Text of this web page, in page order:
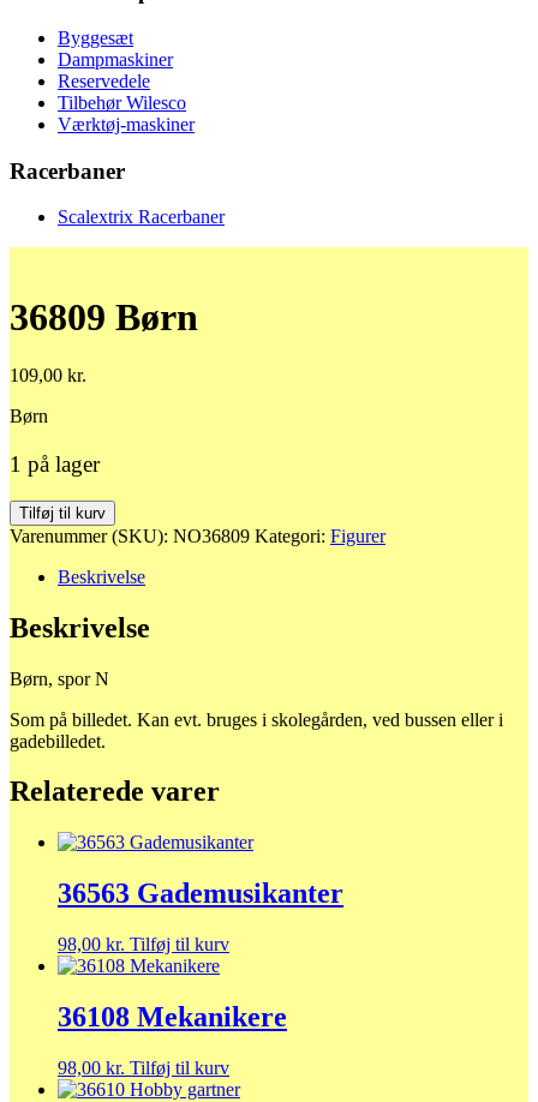
Byggesæt
Dampmaskiner
Reservedele
Tilbehør Wilesco
Værktøj-maskiner
Racerbaner
Scalextrix Racerbaner
36809 Børn
109,00 kr.
Børn
1 på lager
36809
Børn
Tilføj til kurv
Varenummer (SKU): NO36809 Kategori: Figurer
Beskrivelse
Beskrivelse
Børn, spor N
Som på billedet. Kan evt. bruges i skolegården, ved bussen eller i
gadebilledet.
Relaterede varer
36563 Gademusikanter
98,00 kr. Tilføj til kurv
36108 Mekanikere
98,00 kr. Tilføj til kurv